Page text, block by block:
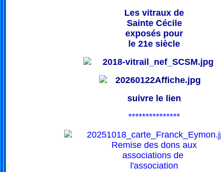
Les vitraux de
Sainte Cécile
exposés pour
le 21e siècle
suivre le lien
***************
Remise des dons aux
associations de
l'association